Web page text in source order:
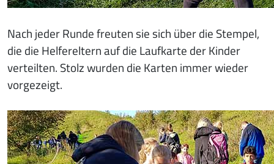
Nach jeder Runde freuten sie sich über die Stempel,
die die Helfereltern auf die Laufkarte der Kinder
verteilten. Stolz wurden die Karten immer wieder
vorgezeigt.